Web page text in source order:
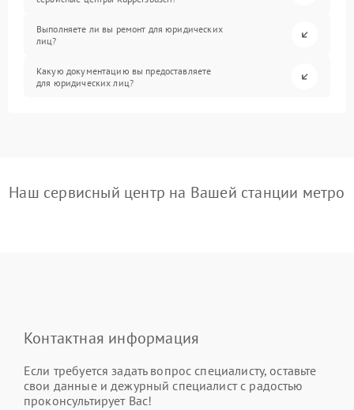
Выполняете ли вы ремонт для юридических
лиц?
Какую документацию вы предоставляете
для юридических лиц?
Наш сервисный центр на Вашей станции метро
Контактная информация
Если требуется задать вопрос специалисту, оставьте
свои данные и дежурный специалист с радостью
проконсультирует Вас!